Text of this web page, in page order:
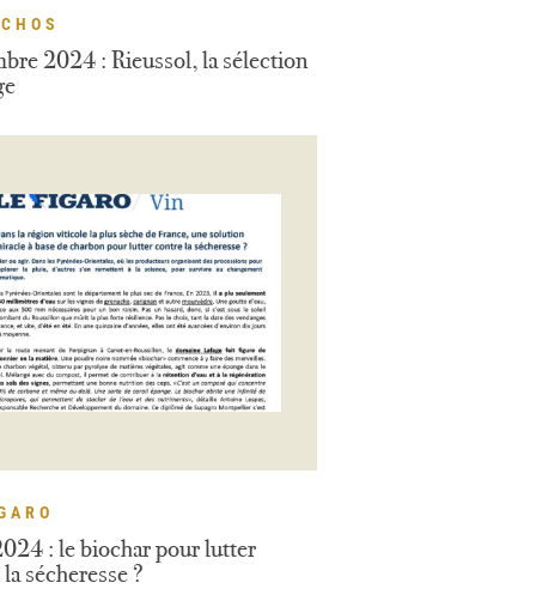
2024 : Rieussol, la sélection
: le biochar pour lutter
sécheresse ?